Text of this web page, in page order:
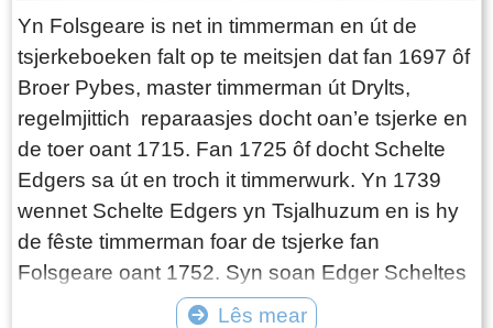
liet syn stikmannich kij weidzje op dit stikje grûn.
Douwe Lucas lit hjir yn 1876 in hûs bouwe troch
syn buorman, timmerman Gerrit Monsma. As it
hûs klear is, ferhúzje Douwe en Tjitske mei de
noch ynwenjende bern Akke Douwes en Hindrik
Sweering, tegearre mei harren help yn’e
húshâlding Akke Hendriks Ykema, nei harren
nije hûs.
Yn Folsgeare is net in timmerman en út de
tsjerkeboeken falt op te meitsjen dat fan 1697 ôf
Broer Pybes, master timmerman út Drylts,
regelmjittich reparaasjes docht oan’e tsjerke en
de toer oant 1715. Fan 1725 ôf docht Schelte
Edgers sa út en troch it timmerwurk. Yn 1739
wennet Schelte Edgers yn Tsjalhuzum en is hy
de fêste timmerman foar de tsjerke fan
Folsgeare oant 1752. Syn soan Edger Scheltes
giet, as hy âld genôch is, mei syn heit mei op
Lês mear